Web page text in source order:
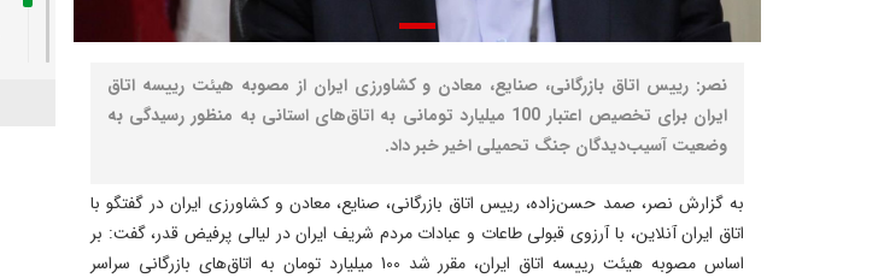
نصر: رییس اتاق بازرگانی، صنایع، معادن و کشاورزی ایران از مصوبه هیئت رییسه اتاق
ایران برای تخصیص اعتبار 100 میلیارد تومانی به اتاق‌های استانی به منظور رسیدگی به
وضعیت آسیب‌دیدگان جنگ تحمیلی اخیر خبر داد.
به گزارش نصر، صمد حسن‌زاده، رییس اتاق بازرگانی، صنایع، معادن و کشاورزی ایران در گفتگو با
اتاق ایران آنلاین، با آرزوی قبولی طاعات و عبادات مردم شریف ایران در لیالی پرفیض قدر، گفت: بر
اساس مصوبه هیئت رییسه اتاق ایران، مقرر شد 100 میلیارد تومان به اتاق‌های بازرگانی سراسر